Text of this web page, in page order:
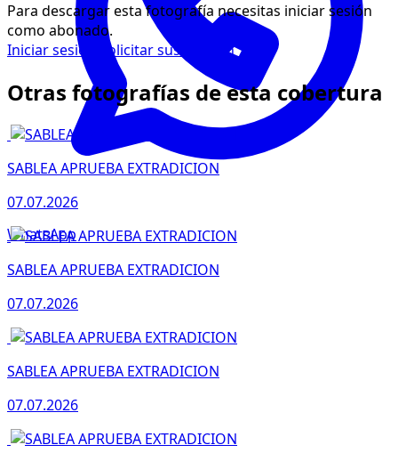
WhatsApp
Para descargar esta fotografía necesitas iniciar sesión
como abonado.
Iniciar sesión
Solicitar suscripción
Otras fotografías de esta cobertura
SABLEA APRUEBA EXTRADICION
07.07.2026
SABLEA APRUEBA EXTRADICION
07.07.2026
SABLEA APRUEBA EXTRADICION
07.07.2026